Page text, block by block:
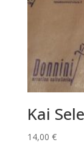
Kai
14,00 €